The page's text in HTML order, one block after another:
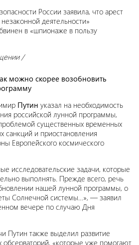
России заявила, что арест
деятельности»
в «шпионаже в пользу
/
можно скорее возобновить
Путин указал на необходимость
российской лунной программы,
существенных временных
санкций и приостановления
Европейского космического
исследовательские задачи, которые
выполнять. Прежде всего, речь
нашей лунной программы, о
Солнечной системы…», — заявил
вечере по случаю Дня
Путин также выделил развитие
обсерваторий, «которые уже помогают